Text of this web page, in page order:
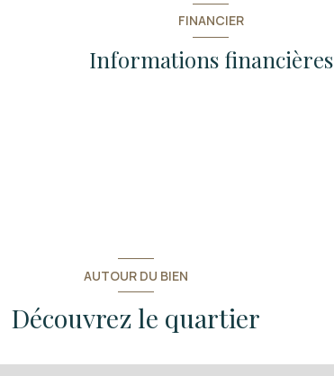
FINANCIER
Informations financières
AUTOUR DU BIEN
Découvrez le quartier